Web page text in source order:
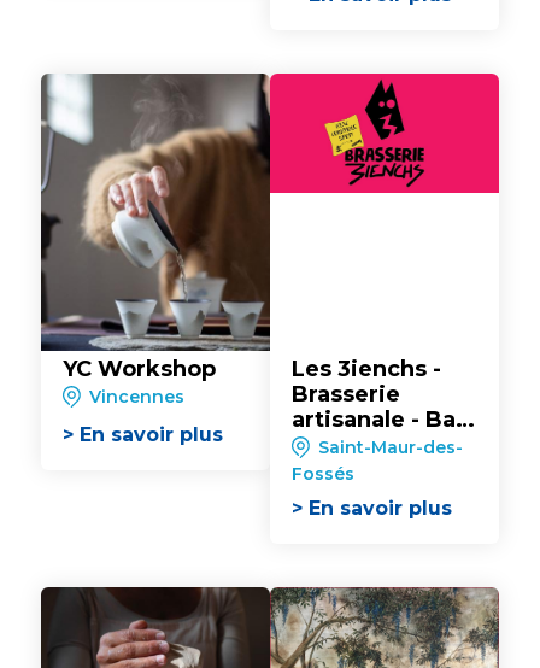
YC Workshop
Vincennes
> En savoir plus
Les 3ienchs -
Brasserie
artisanale - Bar
à bières
Saint-Maur-des-
Fossés
> En savoir plus